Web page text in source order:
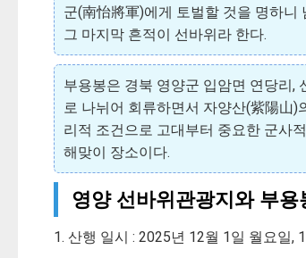
군(南怡將軍)에게 토벌할 것을 명하
그 마지막 흔적이 선바위라 한다.
부용봉은 경북 영양군 입암면 연당리,
로 나뉘어 회류하면서 자양산(紫陽山)
리적 조건으로 고대부터 중요한 군사
해맞이 장소이다.
영양 선바위관광지와 부
1. 산행 일시 : 2025년 12월 1일 월요일,